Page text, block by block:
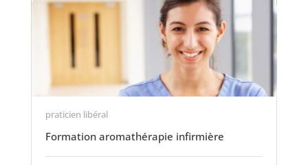
praticien libéral
Formation aromathérapie infirmière